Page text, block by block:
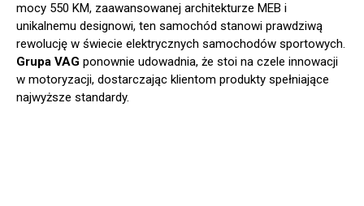
mocy 550 KM, zaawansowanej architekturze MEB i
unikalnemu designowi, ten samochód stanowi prawdziwą
rewolucję w świecie elektrycznych samochodów sportowych.
Grupa VAG ponownie udowadnia, że stoi na czele innowacji
w motoryzacji, dostarczając klientom produkty spełniające
najwyższe standardy.